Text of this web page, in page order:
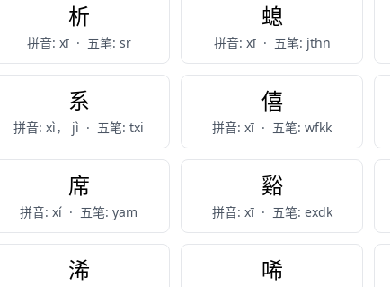
析
拼音: xī · 五笔: sr
螅
拼音: xī · 五笔: jthn
系
拼音: xì， jì · 五笔: txi
僖
拼音: xī · 五笔: wfkk
席
拼音: xí · 五笔: yam
谿
拼音: xī · 五笔: exdk
浠 唏